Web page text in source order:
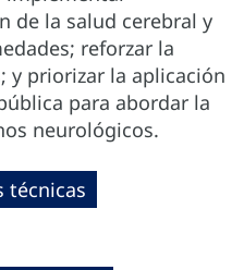
de la salud cerebral y
reforzar la
y priorizar la aplicación
para abordar la
neurológicos.
técnicas